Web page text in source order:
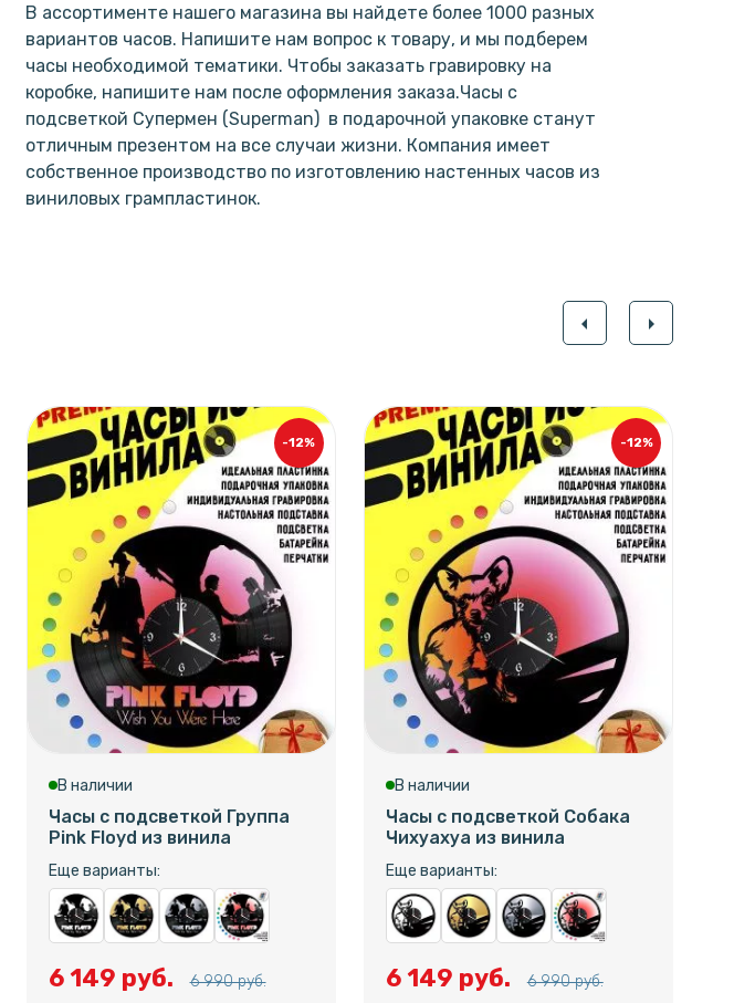
В ассортименте нашего магазина вы найдете более 1000 разных
вариантов часов. Напишите нам вопрос к товару, и мы подберем
часы необходимой тематики. Чтобы заказать гравировку на
коробке, напишите нам после оформления заказа.Часы с
подсветкой Супермен (Superman) в подарочной упаковке станут
отличным презентом на все случаи жизни. Компания имеет
собственное производство по изготовлению настенных часов из
виниловых грампластинок.
arrow_left arrow_right
-12%
В наличии
Часы с подсветкой Группа
Pink Floyd из винила
Еще варианты:
6 149 руб. 6 990 руб.
-12%
В наличии
Часы с подсветкой Собака
Чихуахуа из винила
Еще варианты:
6 149 руб. 6 990 руб.